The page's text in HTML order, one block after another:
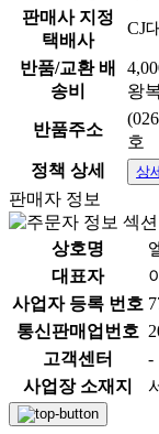
판매사 지정
택배사
CJ
반품/교환 배
송비
왕
반품주소
호
정책 상세
상
판매자 정보
상호명
대표자
사업자 등록 번호
통신판매업번호
고객센터
-
사업장 소재지